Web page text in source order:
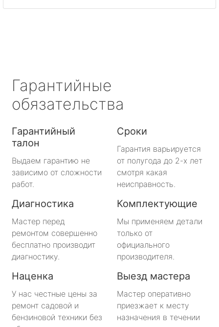
Гарантийные
обязательства
Гарантийный
талон
Выдаем гарантию не
зависимо от сложности
работ.
Сроки
Гарантия варьируется
от полугода до 2-х лет
смотря какая
неисправность.
Диагностика
Мастер перед
ремонтом совершенно
бесплатно производит
диагностику.
Комплектующие
Мы применяем детали
только от
официального
производителя.
Наценка
У нас честные цены за
ремонт садовой и
бензиновой техники без
Выезд мастера
Мастер оперативно
приезжает к месту
назначения в течении